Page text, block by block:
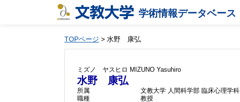
学術情報データベース
TOPページ > 水野 康弘
ミズノ ヤスヒロ MIZUNO Yasuhiro
水野 康弘
所属
文教大学 人間科学部 臨床心理学科
職種
教授